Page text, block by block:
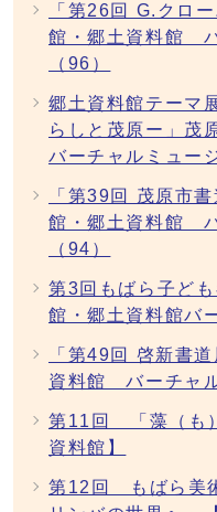
「第26回 G.クロ
館・郷土資料館
（96）
郷土資料館テーマ
らしと茂原ー」茂
バーチャルミュー
「第39回 茂原市
館・郷土資料館
（94）
第3回もばら子ど
館・郷土資料館バ
「第49回 啓新書
資料館 バーチャ
第11回 「藻（も
資料館】
第12回 もばら美